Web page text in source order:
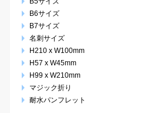
B6サイズ
B7サイズ
名刺サイズ
H210 x W100mm
H57 x W45mm
H99 x W210mm
マジック折り
耐水パンフレット